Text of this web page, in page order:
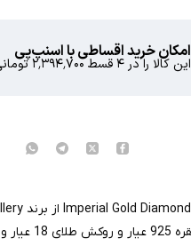
امکان خرید اقساطی با اسنپ‌پی
این کالا را در ۴ قسط ۲٬۳۹۴٬۷۰۰
ساخته شده